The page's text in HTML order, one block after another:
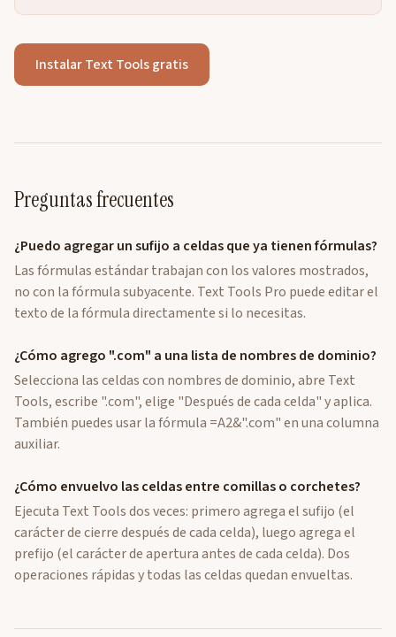
Instalar Text Tools gratis
Preguntas frecuentes
¿Puedo agregar un sufijo a celdas que ya tienen fórmulas?
Las fórmulas estándar trabajan con los valores mostrados,
no con la fórmula subyacente. Text Tools Pro puede editar el
texto de la fórmula directamente si lo necesitas.
¿Cómo agrego ".com" a una lista de nombres de dominio?
Selecciona las celdas con nombres de dominio, abre Text
Tools, escribe ".com", elige "Después de cada celda" y aplica.
También puedes usar la fórmula =A2&".com" en una columna
auxiliar.
¿Cómo envuelvo las celdas entre comillas o corchetes?
Ejecuta Text Tools dos veces: primero agrega el sufijo (el
carácter de cierre después de cada celda), luego agrega el
prefijo (el carácter de apertura antes de cada celda). Dos
operaciones rápidas y todas las celdas quedan envueltas.